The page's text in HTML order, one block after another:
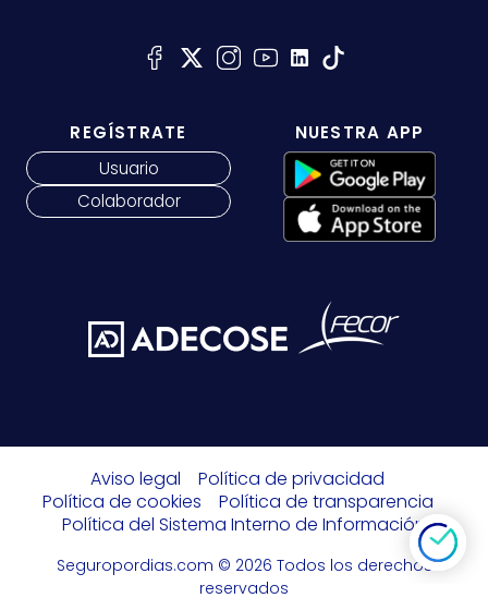
REGÍSTRATE
Usuario
Colaborador
NUESTRA APP
Aviso legal
Política de privacidad
Política de cookies
Política de transparencia
Política del Sistema Interno de Información
Seguropordias.com © 2026 Todos los derechos
reservados